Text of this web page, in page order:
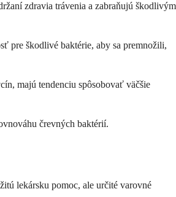
zdravia trávenia a zabraňujú škodlivým
pre škodlivé baktérie, aby sa premnožili,
majú tendenciu spôsobovať väčšie
črevných baktérií.
lekársku pomoc, ale určité varovné